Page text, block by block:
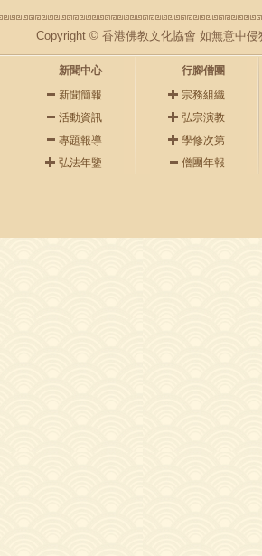
Copyright © 香港佛教文化協會 如無意中
新聞中心
新聞簡報
活動資訊
專題報導
弘法年鑒
行腳僧團
宗務組織
弘宗演教
學修次第
僧團年報